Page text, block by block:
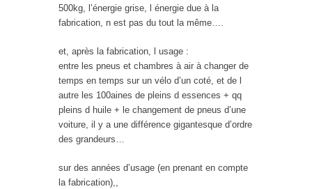
500kg, l’énergie grise, l énergie due à la
fabrication, n est pas du tout la même….
et, après la fabrication, l usage :
entre les pneus et chambres à air à changer de
temps en temps sur un vélo d’un coté, et de l
autre les 100aines de pleins d essences + qq
pleins d huile + le changement de pneus d’une
voiture, il y a une différence gigantesque d’ordre
des grandeurs…
sur des années d’usage (en prenant en compte
la fabrication),,